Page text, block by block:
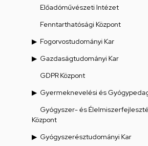
Előadóművészeti Intézet
Fenntarthatósági Központ
Fogorvostudományi Kar
Gazdaságtudományi Kar
GDPR Központ
Gyermeknevelési és
Gyógyszer- és
Központ
Gyógyszerésztudományi Kar